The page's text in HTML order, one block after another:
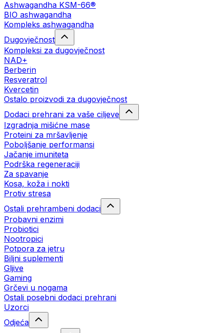
Ashwagandha KSM-66®
BIO ashwagandha
Kompleks ashwagandha
Dugovječnost
Kompleksi za dugovječnost
NAD+
Berberin
Resveratrol
Kvercetin
Ostalo proizvodi za dugovječnost
Dodaci prehrani za vaše ciljeve
Izgradnja mišićne mase
Proteini za mršavljenje
Poboljšanje performansi
Jačanje imuniteta
Podrška regeneraciji
Za spavanje
Kosa, koža i nokti
Protiv stresa
Ostali prehrambeni dodaci
Probavni enzimi
Probiotici
Nootropici
Potpora za jetru
Biljni suplementi
Gljive
Gaming
Grčevi u nogama
Ostali posebni dodaci prehrani
Uzorci
Odjeća